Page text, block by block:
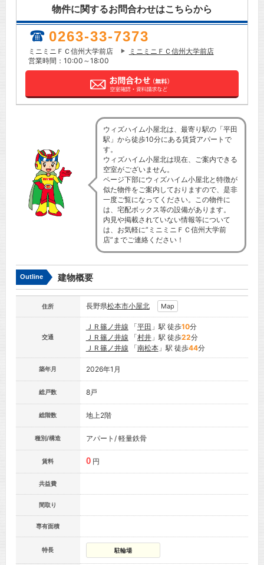
物件に関するお問合わせはこちらから
0263-33-7373
ミニミニＦＣ信州大学前店
ミニミニＦＣ信州大学前店
営業時間：10:00～18:00
ウィズハイム小屋北は、最寄り駅の「平田
駅」から徒歩10分にある賃貸アパートで
す。
ウィズハイム小屋北は現在、ご案内できる
空室がございません。
ページ下部にウィズハイム小屋北と特徴が
似た物件をご案内しておりますので、是非
一度ご覧になってください。この物件に
は、宅配ボックス等の設備があります。
内見や掲載されていない情報等について
は、お気軽に”ミニミニＦＣ信州大学前
店”までご連絡ください！
Outline 建物概要
住所 長野県松本市小屋北 Map
交通
ＪＲ篠ノ井線 「平田 」駅 徒歩10分
ＪＲ篠ノ井線 「村井」駅 徒歩22分
ＪＲ篠ノ井線 「南松本」駅 徒歩44分
築年月 2026年1月
総戸数 8戸
総階数 地上2階
種別/構造 アパート/ 軽量鉄骨
賃料 0 円
共益費
間取り
専有面積
特長 駐輪場